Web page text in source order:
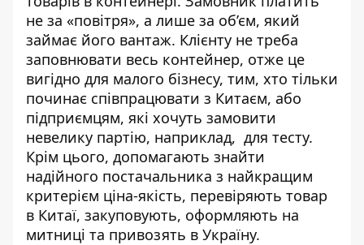
не за «повітря», а лише за об’єм, який
займає його вантаж. Клієнту не треба
заповнювати весь контейнер, отже це
вигідно для малого бізнесу, тим, хто тільки
починає співпрацювати з Китаєм, або
підприємцям, які хочуть замовити
невелику партію, наприклад, для тесту.
Крім цього, допомагають знайти
надійного постачальника з найкращим
критерієм ціна-якість, перевіряють товар
в Китаї, закуповують, оформляють на
митниці та привозять в Україну.